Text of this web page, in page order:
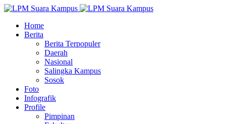
Home
Berita
Berita Terpopuler
Daerah
Nasional
Salingka Kampus
Sosok
Foto
Infografik
Profile
Pimpinan